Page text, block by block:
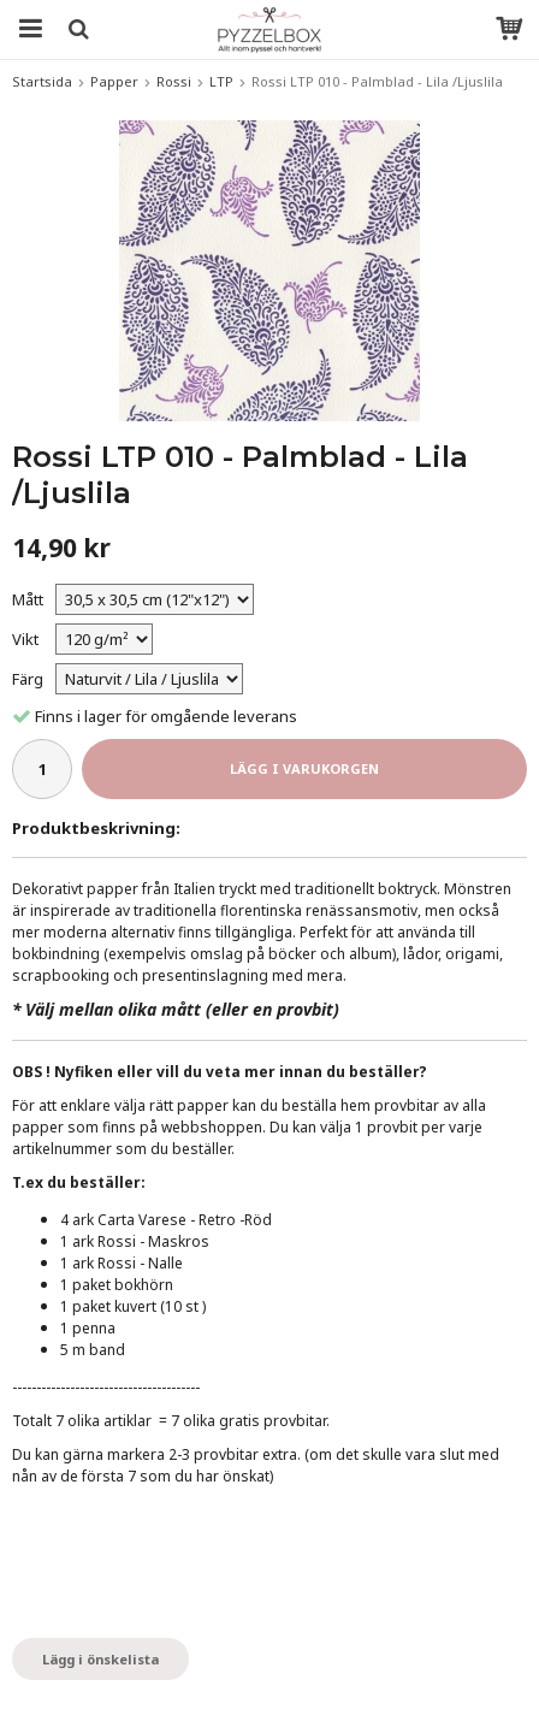
Startsida Papper Rossi LTP Rossi LTP 010 - Palmblad - Lila /Ljuslila
Rossi LTP 010 - Palmblad - Lila
/Ljuslila
14,90 kr
Mått
Vikt
Färg
Finns i lager för omgående leverans
LÄGG I VARUKORGEN
Produktbeskrivning:
Dekorativt papper från Italien tryckt med traditionellt boktryck. Mönstren
är inspirerade av traditionella florentinska renässansmotiv, men också
mer moderna alternativ finns tillgängliga. Perfekt för att använda till
bokbindning (exempelvis omslag på böcker och album), lådor, origami,
scrapbooking och presentinslagning med mera.
* Välj mellan olika mått (eller en provbit)
OBS ! Nyfiken eller vill du veta mer innan du beställer?
För att enklare välja rätt papper kan du beställa hem provbitar av alla
papper som finns på webbshoppen. Du kan välja 1 provbit per varje
artikelnummer som du beställer.
T.ex du beställer:
4 ark Carta Varese - Retro -Röd
1 ark Rossi - Maskros
1 ark Rossi - Nalle
1 paket bokhörn
1 paket kuvert (10 st )
1 penna
5 m band
---------------------------------------
Totalt 7 olika artiklar = 7 olika gratis provbitar.
Du kan gärna markera 2-3 provbitar extra. (om det skulle vara slut med
nån av de första 7 som du har önskat)
Lägg i önskelista